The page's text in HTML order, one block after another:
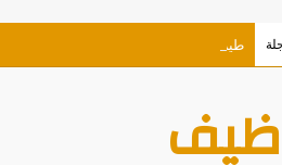
طيران الاتحاد وظائف للمواطنين شروط